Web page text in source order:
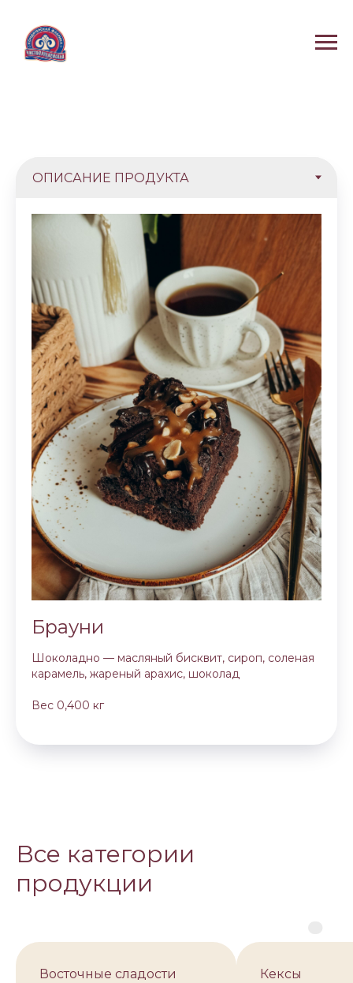
Брауни
Шоколадно — масляный бисквит, сироп, соленая
карамель, жареный арахис, шоколад
Вес 0,400 кг
Все категории
продукции
Восточные сладости Кексы